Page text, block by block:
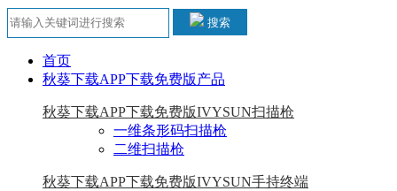
搜索
首页
秋葵下载APP下载免费版产品
秋葵下载APP下载免费版IVYSUN扫描枪
一维条形码扫描枪
二维扫描枪
秋葵下载APP下载免费版IVYSUN手持终端